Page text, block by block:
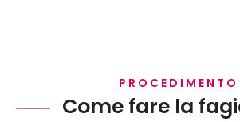
PROCEDIMENTO
Come fare la